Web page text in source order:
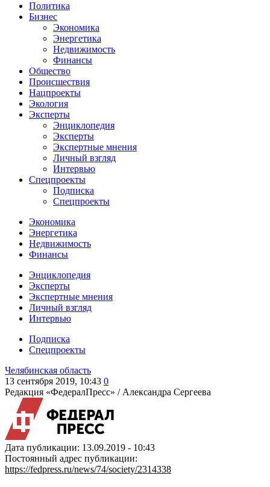
Политика
Бизнес
Экономика
Энергетика
Недвижимость
Финансы
Общество
Происшествия
Нацпроекты
Экология
Эксперты
Энциклопедия
Эксперты
Экспертные мнения
Личный взгляд
Интервью
Спецпроекты
Подписка
Спецпроекты
Экономика
Энергетика
Недвижимость
Финансы
Энциклопедия
Эксперты
Экспертные мнения
Личный взгляд
Интервью
Подписка
Спецпроекты
Челябинская область
13 сентября 2019, 10:43 0
Редакция «ФедералПресс» / Александра Сергеева
Дата публикации: 13.09.2019 - 10:43
Постоянный адрес публикации:
https://fedpress.ru/news/74/society/2314338